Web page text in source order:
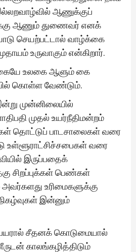
ஆணுக்குப்
ஆணும் துணைவர் எனக்
செயற்பட்டால் வாழ்க்கை
உருவாகும் என்கிறார்.
உலகை ஆளும் கை
கொள்ள வேண்டும்.
முன்னிலையில்
முதல் உயர்நீதிமன்றம்
தொட்டுப் பாடசாலைகள் வரை
உள்ளூராட்சிச்சபைகள் வரை
இருப்பதைக்
சிறப்புக்கள் பெண்கள்
அவர்களது உரிமைகளுக்கு
இன்னும்
சீதனக் கொடுமையால்
காலங்கழித்திடும்